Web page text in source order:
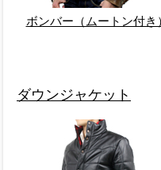
ボンバー（ムートン付き）
ダウンジャケット